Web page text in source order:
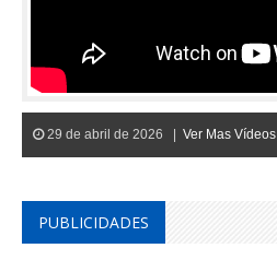
29 de abril de 2026 | Ver Mas Vídeos
PUBLICIDADES